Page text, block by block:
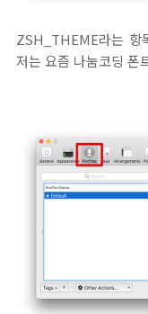
ZSH_THEME라는 항
저는 요즘 나눔코딩 폰